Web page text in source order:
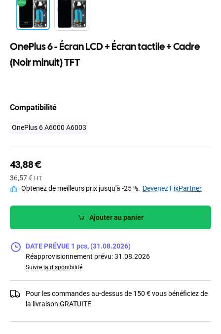
OnePlus 6 - Écran LCD + Écran tactile + Cadre
(Noir minuit) TFT
Compatibilité
OnePlus 6 A6000 A6003
43,88 €
36,57 € HT
Obtenez de meilleurs prix jusqu'à -25 %. Devenez FixPartner
Ajouter au panier
DATE PRÉVUE 1 pcs, (31.08.2026)
Réapprovisionnement prévu: 31.08.2026
Suivre la disponibilité
Pour les commandes au-dessus de 150 € vous bénéficiez de
la livraison GRATUITE